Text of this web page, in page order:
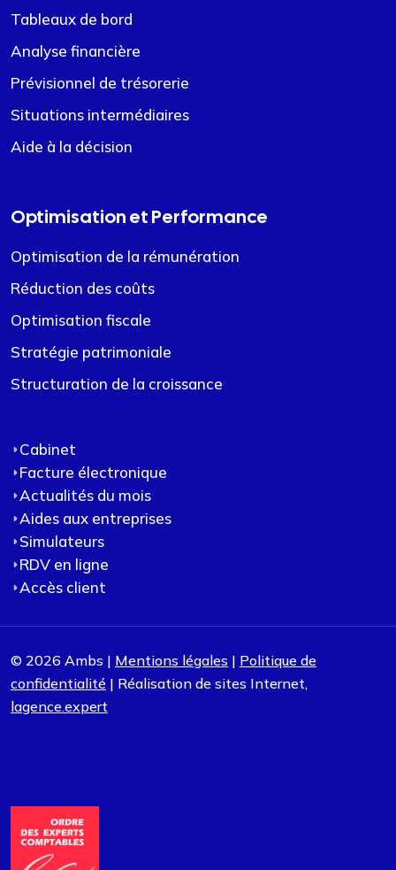
Tableaux de bord
Analyse financière
Prévisionnel de trésorerie
Situations intermédiaires
Aide à la décision
Optimisation et Performance
Optimisation de la rémunération
Réduction des coûts
Optimisation fiscale
Stratégie patrimoniale
Structuration de la croissance
Cabinet
Facture électronique
Actualités du mois
Aides aux entreprises
Simulateurs
RDV en ligne
Accès client
© 2026 Ambs | Mentions légales | Politique de
confidentialité | Réalisation de sites Internet,
lagence.expert